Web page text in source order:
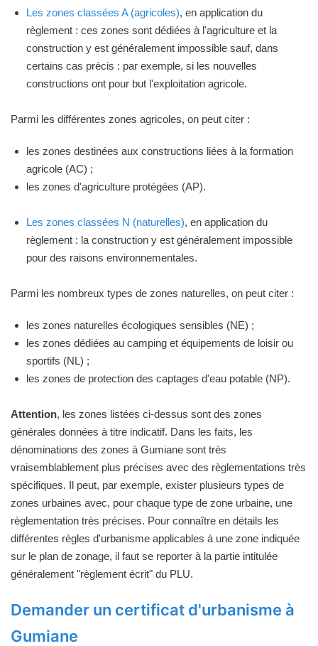
Les zones classées A (agricoles), en application du
règlement : ces zones sont dédiées à l'agriculture et la
construction y est généralement impossible sauf, dans
certains cas précis : par exemple, si les nouvelles
constructions ont pour but l'exploitation agricole.
Parmi les différentes zones agricoles, on peut citer :
les zones destinées aux constructions liées à la formation
agricole (AC) ;
les zones d'agriculture protégées (AP).
Les zones classées N (naturelles), en application du
règlement : la construction y est généralement impossible
pour des raisons environnementales.
Parmi les nombreux types de zones naturelles, on peut citer :
les zones naturelles écologiques sensibles (NE) ;
les zones dédiées au camping et équipements de loisir ou
sportifs (NL) ;
les zones de protection des captages d'eau potable (NP).
Attention, les zones listées ci-dessus sont des zones
générales données à titre indicatif. Dans les faits, les
dénominations des zones à Gumiane sont très
vraisemblablement plus précises avec des règlementations très
spécifiques. Il peut, par exemple, exister plusieurs types de
zones urbaines avec, pour chaque type de zone urbaine, une
règlementation très précises. Pour connaître en détails les
différentes règles d'urbanisme applicables à une zone indiquée
sur le plan de zonage, il faut se reporter à la partie intitulée
généralement "règlement écrit" du PLU.
Demander un certificat d'urbanisme à
Gumiane